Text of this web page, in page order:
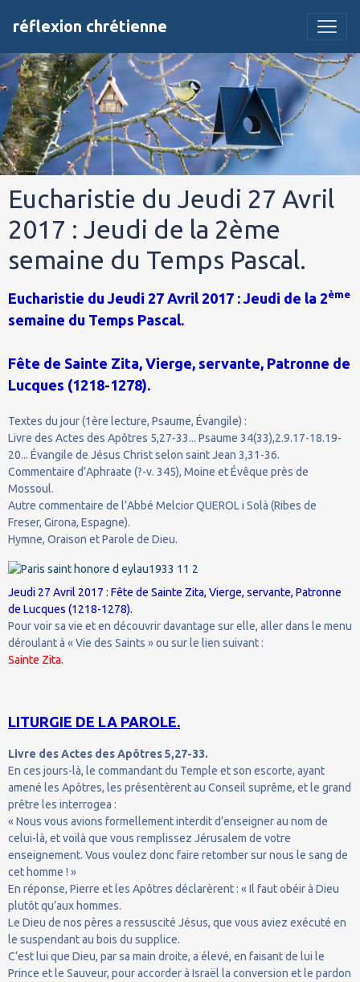
réflexion chrétienne
Eucharistie du Jeudi 27 Avril
2017 : Jeudi de la 2ème
semaine du Temps Pascal.
Eucharistie du Jeudi 27 Avril 2017 : Jeudi de la 2ème
semaine du Temps Pascal.
Fête de Sainte Zita, Vierge, servante, Patronne de
Lucques (1218-1278).
Textes du jour (1ère lecture, Psaume, Évangile) :
Livre des Actes des Apôtres 5,27-33... Psaume 34(33),2.9.17-18.19-
20... Évangile de Jésus Christ selon saint Jean 3,31-36.
Commentaire d’Aphraate (?-v. 345), Moine et Évêque près de
Mossoul.
Autre commentaire de l’Abbé Melcior QUEROL i Solà (Ribes de
Freser, Girona, Espagne).
Hymne, Oraison et Parole de Dieu.
Jeudi 27 Avril 2017 : Fête de Sainte Zita, Vierge, servante, Patronne
de Lucques (1218-1278).
Pour voir sa vie et en découvrir davantage sur elle, aller dans le menu
déroulant à « Vie des Saints » ou sur le lien suivant :
Sainte Zita.
LITURGIE DE LA PAROLE.
Livre des Actes des Apôtres 5,27-33.
En ces jours-là, le commandant du Temple et son escorte, ayant
amené les Apôtres, les présentèrent au Conseil suprême, et le grand
prêtre les interrogea :
« Nous vous avions formellement interdit d’enseigner au nom de
celui-là, et voilà que vous remplissez Jérusalem de votre
enseignement. Vous voulez donc faire retomber sur nous le sang de
cet homme ! »
En réponse, Pierre et les Apôtres déclarèrent : « Il faut obéir à Dieu
plutôt qu’aux hommes.
Le Dieu de nos pères a ressuscité Jésus, que vous aviez exécuté en
le suspendant au bois du supplice.
C’est lui que Dieu, par sa main droite, a élevé, en faisant de lui le
Prince et le Sauveur, pour accorder à Israël la conversion et le pardon